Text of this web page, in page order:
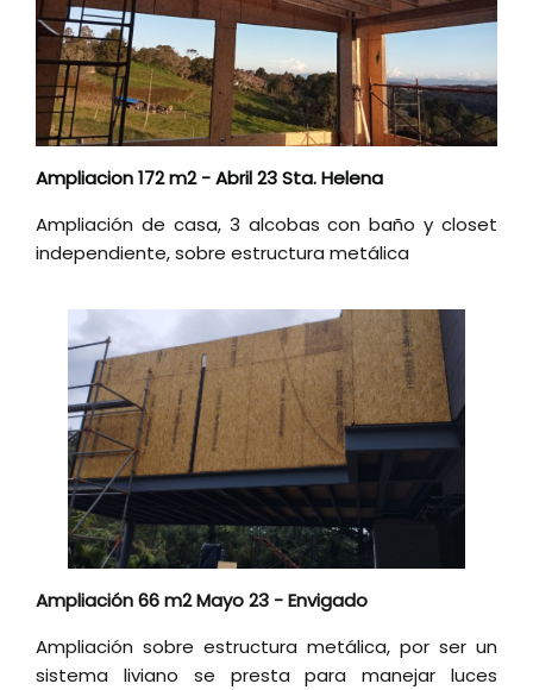
Ampliacion 172 m2 - Abril 23 Sta. Helena
Ampliación de casa, 3 alcobas con baño y closet
independiente, sobre estructura metálica
Ampliación 66 m2 Mayo 23 - Envigado
Ampliación sobre estructura metálica, por ser un
sistema liviano se presta para manejar luces